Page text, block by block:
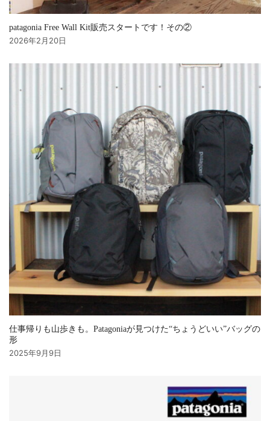
patagonia Free Wall Kit販売スタートです！その②
2026年2月20日
仕事帰りも山歩きも。Patagoniaが見つけた“ちょうどいい”バッグの
形
2025年9月9日